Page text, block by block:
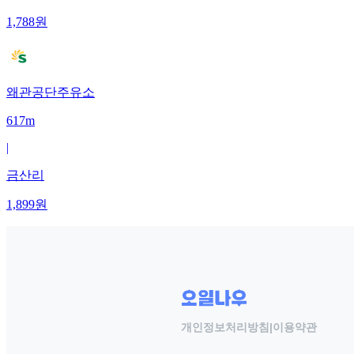
1,788원
왜관공단주유소
617m
|
금산리
1,899원
개인정보처리방침 |이용약관